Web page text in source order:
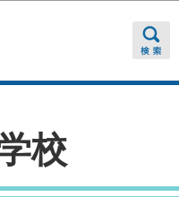
校